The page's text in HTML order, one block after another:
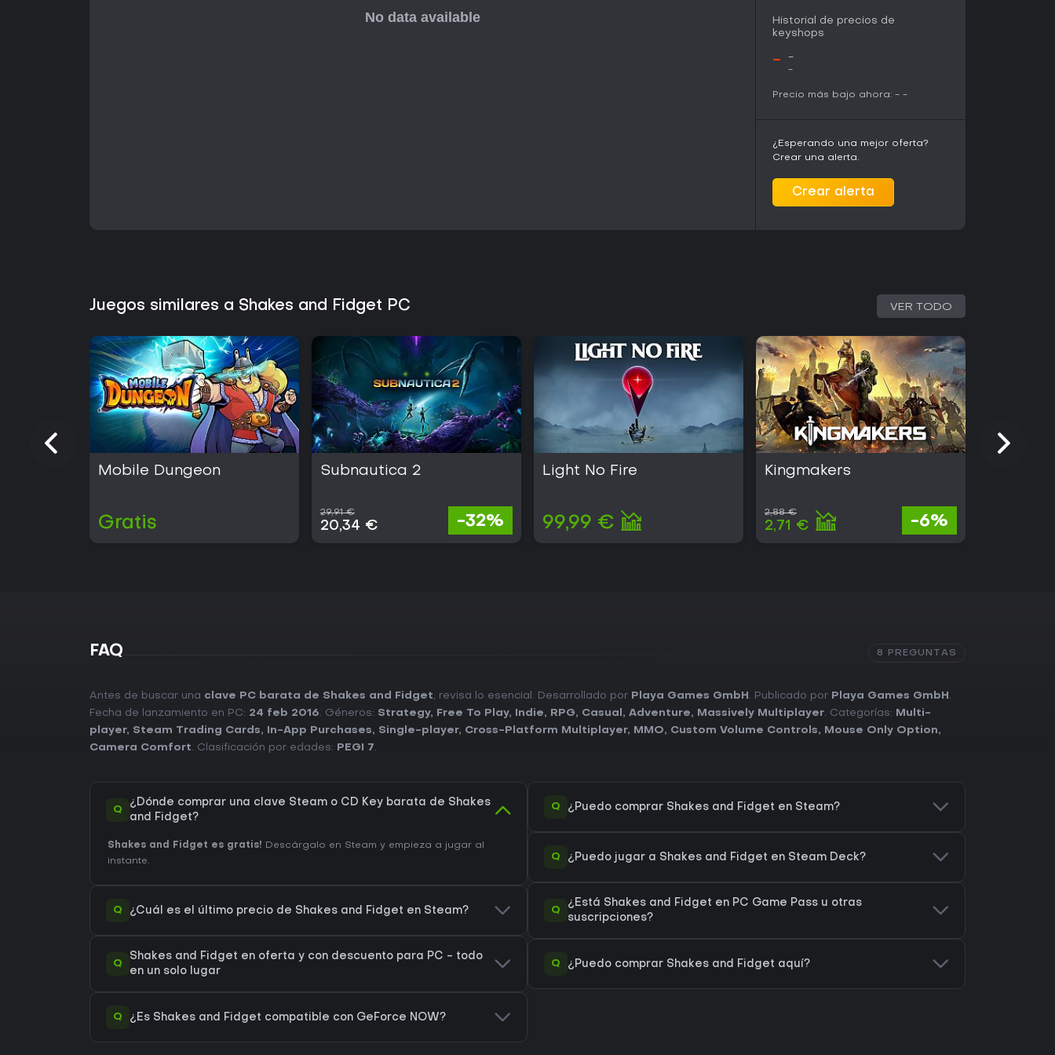
Historial de precios de
keyshops
- -
-
Precio más bajo ahora: - -
¿Esperando una mejor oferta?
Crear una alerta.
Crear alerta
Juegos similares a Shakes and Fidget PC VER TODO
Mobile Dungeon
Gratis
Subnautica 2
29,91 €
20,34 € -32%
Light No Fire
99,99 €
Kingmakers
2,88 €
2,71 € -6%
FAQ 8 PREGUNTAS
Antes de buscar una clave PC barata de Shakes and Fidget, revisa lo esencial. Desarrollado por Playa Games GmbH . Publicado por Playa Games GmbH .
Fecha de lanzamiento en PC: 24 feb 2016. Géneros: Strategy, Free To Play, Indie, RPG, Casual , Adventure, Massively Multiplayer. Categorías:
Multi-
player, Steam Trading Cards, In-App Purchases, Single-player, Cross-Platform Multiplayer, MMO, Custom Volume Controls, Mouse Only Option,
Camera Comfort. Clasificación por edades: PEGI 7.
Q
¿Dónde comprar una clave Steam o CD Key barata de Shakes
and Fidget?
Shakes and Fidget es gratis! Descárgalo en Steam y empieza a jugar al
instante.
Q ¿Cuál es el último precio de Shakes and Fidget en Steam?
Q
Shakes and Fidget en oferta y con descuento para PC - todo
en un solo lugar
Q ¿Es Shakes and Fidget compatible con GeForce NOW?
Q ¿Puedo comprar Shakes and Fidget en Steam?
Q ¿Puedo jugar a Shakes and Fidget en Steam Deck?
Q
¿Está Shakes and Fidget en PC Game Pass u otras
suscripciones?
Q ¿Puedo comprar Shakes and Fidget aquí?